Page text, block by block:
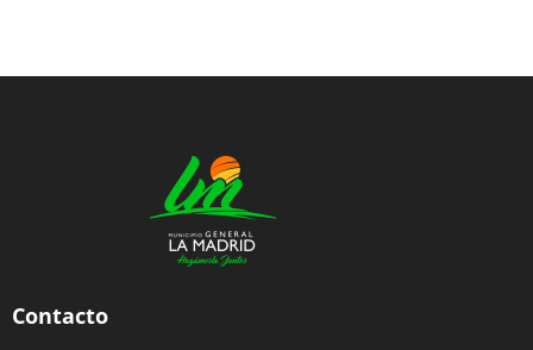
Contacto